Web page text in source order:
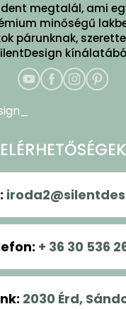
megtalál, ami
minőségű
párunknak,
ELÉRHETŐSÉGEK
:
: + 36 30 536
: 2030 Érd,